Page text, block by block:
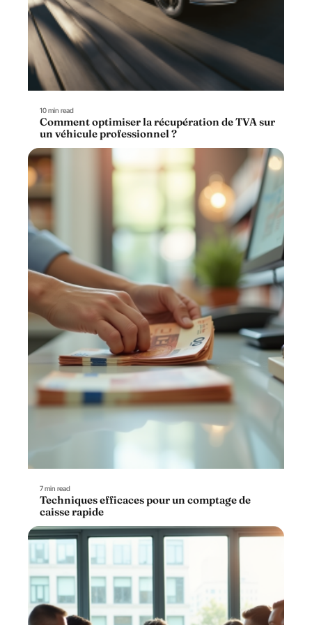
10 min read
Comment optimiser la récupération de TVA sur
un véhicule professionnel ?
7 min read
Techniques efficaces pour un comptage de
caisse rapide